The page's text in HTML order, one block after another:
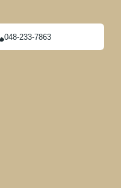
048-233-7863